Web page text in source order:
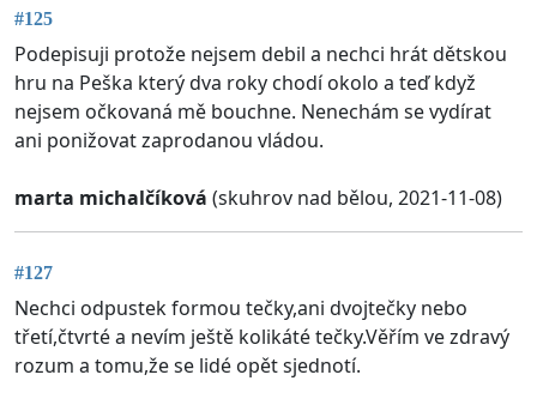
#125
Podepisuji protože nejsem debil a nechci hrát dětskou
hru na Peška který dva roky chodí okolo a teď když
nejsem očkovaná mě bouchne. Nenechám se vydírat
ani ponižovat zaprodanou vládou.
marta michalčíková (skuhrov nad bělou, 2021-11-08)
#127
Nechci odpustek formou tečky,ani dvojtečky nebo
třetí,čtvrté a nevím ještě kolikáté tečky.Věřím ve zdravý
rozum a tomu,že se lidé opět sjednotí.